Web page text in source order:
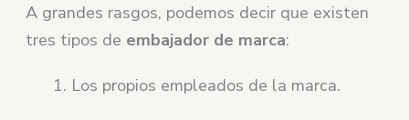
A grandes rasgos, podemos decir que existen
tres tipos de embajador de marca:
Los propios empleados de la marca.